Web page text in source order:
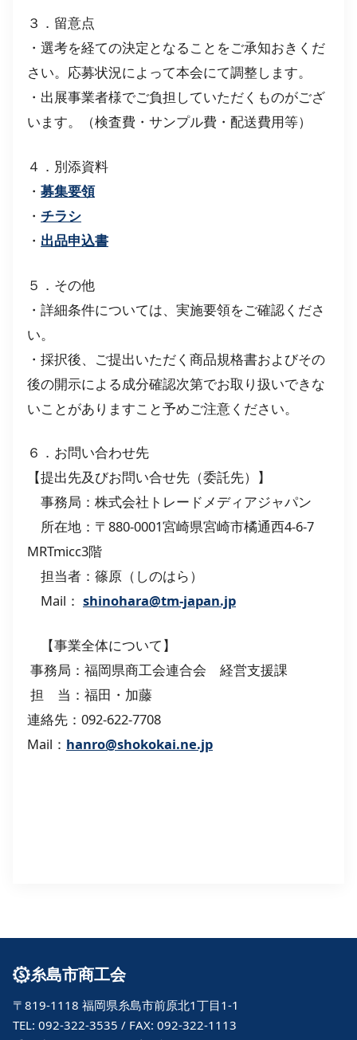
３．留意点
・選考を経ての決定となることをご承知おきくだ
さい。応募状況によって本会にて調整します。
・出展事業者様でご負担していただくものがござ
います。（検査費・サンプル費・配送費用等）
４．別添資料
・ 募集要領
・ チラシ
・ 出品申込書
５．その他
・詳細条件については、実施要領をご確認くださ
い。
・採択後、ご提出いただく商品規格書およびその
後の開示による成分確認次第でお取り扱いできな
いことがありますこと予めご注意ください。
６．お問い合わせ先
【提出先及びお問い合せ先（委託先）】
事務局：株式会社トレードメディアジャパン
所在地：〒880-0001宮崎県宮崎市橘通西4-6-7
MRTmicc3階
担当者：篠原（しのはら）
Mail： shinohara@tm-japan.jp
【事業全体について】
事務局：福岡県商工会連合会 経営支援課
担 当：福田・加藤
連絡先：092-622-7708
Mail： hanro@shokokai.ne.jp
糸島市商工会
〒819-1118 福岡県糸島市前原北1丁目1-1
TEL: 092-322-3535 / FAX: 092-322-1113